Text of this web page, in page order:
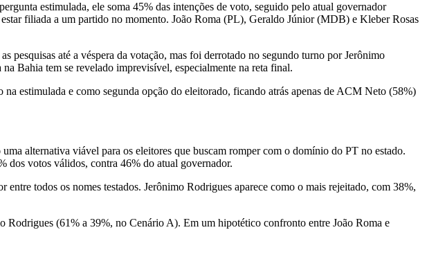
estimulada, ele soma 45% das intenções de voto, seguido pelo atual governador
filiada a um partido no momento. João Roma (PL), Geraldo Júnior (MDB) e Kleber Rosas
pesquisas até a véspera da votação, mas foi derrotado no segundo turno por Jerônimo
Bahia tem se revelado imprevisível, especialmente na reta final.
estimulada e como segunda opção do eleitorado, ficando atrás apenas de ACM Neto (58%)
alternativa viável para os eleitores que buscam romper com o domínio do PT no estado.
dos votos válidos, contra 46% do atual governador.
todos os nomes testados. Jerônimo Rodrigues aparece como o mais rejeitado, com 38%,
Rodrigues (61% a 39%, no Cenário A). Em um hipotético confronto entre João Roma e